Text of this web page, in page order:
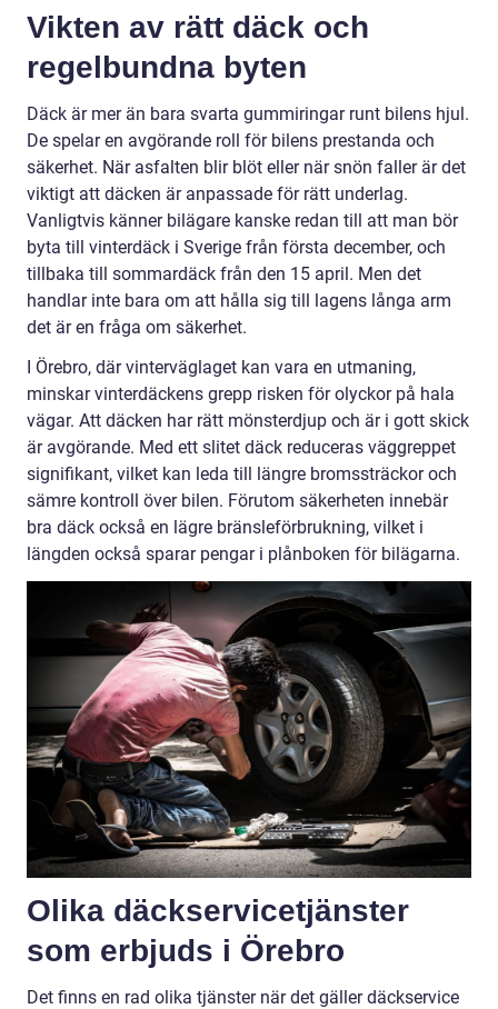
Vikten av rätt däck och
regelbundna byten
Däck är mer än bara svarta gummiringar runt bilens hjul.
De spelar en avgörande roll för bilens prestanda och
säkerhet. När asfalten blir blöt eller när snön faller är det
viktigt att däcken är anpassade för rätt underlag.
Vanligtvis känner bilägare kanske redan till att man bör
byta till vinterdäck i Sverige från första december, och
tillbaka till sommardäck från den 15 april. Men det
handlar inte bara om att hålla sig till lagens långa arm
det är en fråga om säkerhet.
I Örebro, där vinterväglaget kan vara en utmaning,
minskar vinterdäckens grepp risken för olyckor på hala
vägar. Att däcken har rätt mönsterdjup och är i gott skick
är avgörande. Med ett slitet däck reduceras väggreppet
signifikant, vilket kan leda till längre bromssträckor och
sämre kontroll över bilen. Förutom säkerheten innebär
bra däck också en lägre bränsleförbrukning, vilket i
längden också sparar pengar i plånboken för bilägarna.
Olika däckservicetjänster
som erbjuds i Örebro
Det finns en rad olika tjänster när det gäller däckservice